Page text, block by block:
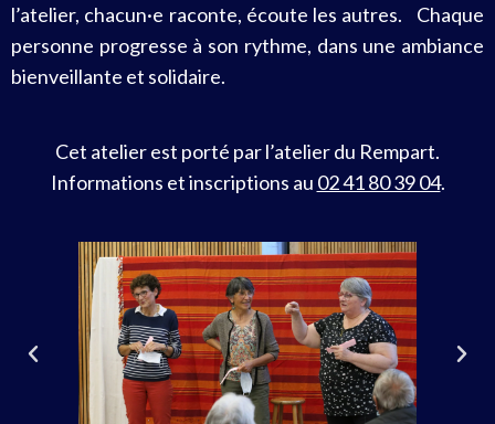
l’atelier, chacun·e raconte, écoute les autres. Chaque
personne progresse à son rythme, dans une ambiance
bienveillante et solidaire.
Cet atelier est porté par l’atelier du Rempart.
Informations et inscriptions au 02 41 80 39 04.